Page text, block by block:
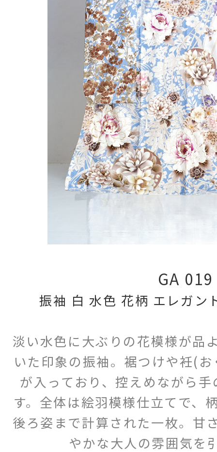
GA 019
振袖 白 水色 花柄 エレガン
淡い水色に大ぶりの花模様が品
いた印象の振袖。裾つけや衽(
が入っており、控えめながら
す。全体は絵羽模様仕立てで、
後ろ姿まで計算された一枚。甘
やかな大人の雰囲気を